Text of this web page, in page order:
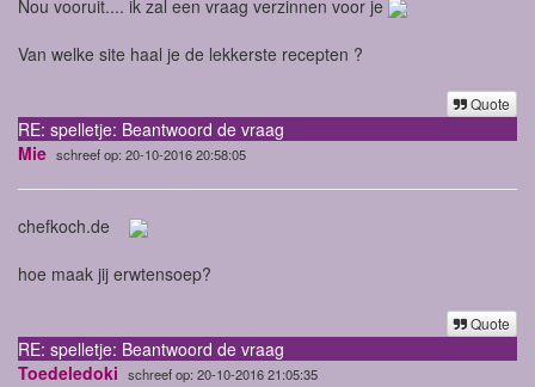
Nou vooruit.... ik zal een vraag verzinnen voor je
Van welke site haal je de lekkerste recepten ?
Quote
RE: spelletje: Beantwoord de vraag
Mie schreef op: 20-10-2016 20:58:05
chefkoch.de
hoe maak jij erwtensoep?
Quote
RE: spelletje: Beantwoord de vraag
Toedeledoki schreef op: 20-10-2016 21:05:35